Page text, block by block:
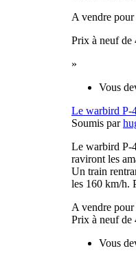
A vendre
Prix à neuf de
»
Vous
Le warbird P-
Soumis par
Le warbird P-
raviront les
Un train
les 160 km/h.
A vendre
Prix à neuf de
Vous